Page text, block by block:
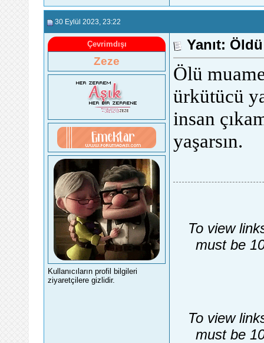
30 Eylül 2023 , 23:22
Çevrimdışı
Zeze
Kullanıcıların profil bilgileri
ziyaretçilere gizlidir.
Yanıt:
Ölü
ürkütücü
insan
yaşarsın.
To view
must be
To view
must be